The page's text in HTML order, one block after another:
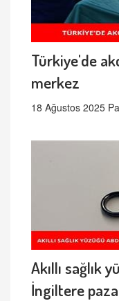
Türkiye'de
merkez
18 Ağustos 2025
Akıllı sağlık
İngiltere